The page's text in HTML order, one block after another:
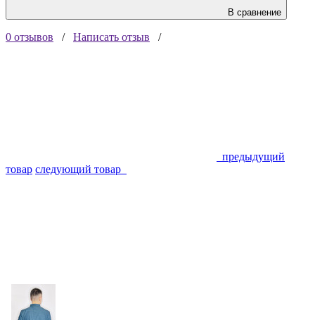
В сравнение
0 отзывов / Написать отзыв /
предыдущий
товар следующий товар